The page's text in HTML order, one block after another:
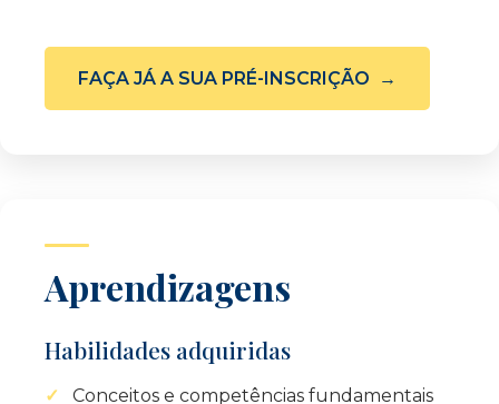
FAÇA JÁ A SUA PRÉ-INSCRIÇÃO
Aprendizagens
Habilidades adquiridas
Conceitos e competências fundamentais